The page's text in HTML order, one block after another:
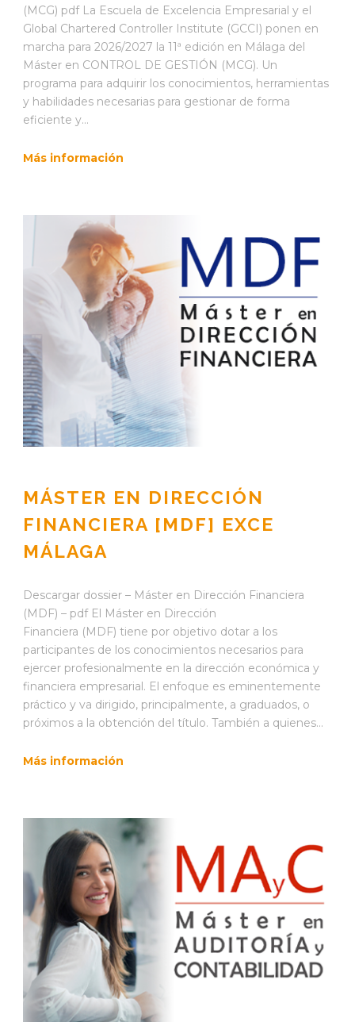
(MCG) pdf La Escuela de Excelencia Empresarial y el
Global Chartered Controller Institute (GCCI) ponen en
marcha para 2026/2027 la 11ª edición en Málaga del
Máster en CONTROL DE GESTIÓN (MCG). Un
programa para adquirir los conocimientos, herramientas
y habilidades necesarias para gestionar de forma
eficiente y...
Más información
MÁSTER EN DIRECCIÓN
FINANCIERA [MDF] EXCE
MÁLAGA
Descargar dossier – Máster en Dirección Financiera
(MDF) – pdf El Máster en Dirección
Financiera (MDF) tiene por objetivo dotar a los
participantes de los conocimientos necesarios para
ejercer profesionalmente en la dirección económica y
financiera empresarial. El enfoque es eminentemente
práctico y va dirigido, principalmente, a graduados, o
próximos a la obtención del título. También a quienes...
Más información